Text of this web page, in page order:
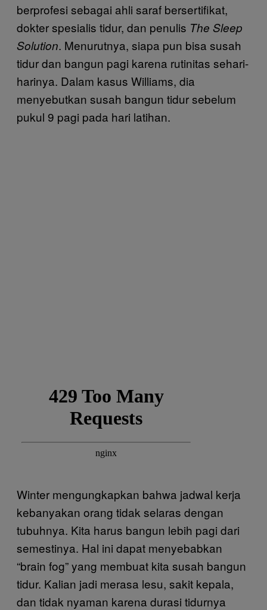
berprofesi sebagai ahli saraf bersertifikat,
dokter spesialis tidur, dan penulis The Sleep
Solution. Menurutnya, siapa pun bisa susah
tidur dan bangun pagi karena rutinitas sehari-
harinya. Dalam kasus Williams, dia
menyebutkan susah bangun tidur sebelum
pukul 9 pagi pada hari latihan.
Winter mengungkapkan bahwa jadwal kerja
kebanyakan orang tidak selaras dengan
tubuhnya. Kita harus bangun lebih pagi dari
semestinya. Hal ini dapat menyebabkan
“brain fog” yang membuat kita susah bangun
tidur. Kalian jadi merasa lesu, sakit kepala,
dan tidak nyaman karena durasi tidurnya